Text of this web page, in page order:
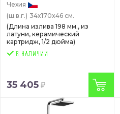
Чехия
(ш.в.г.) 34x170x46 см.
(Длина излива 198 мм., из
латуни, керамический
картридж, 1/2 дюйма)
35 405